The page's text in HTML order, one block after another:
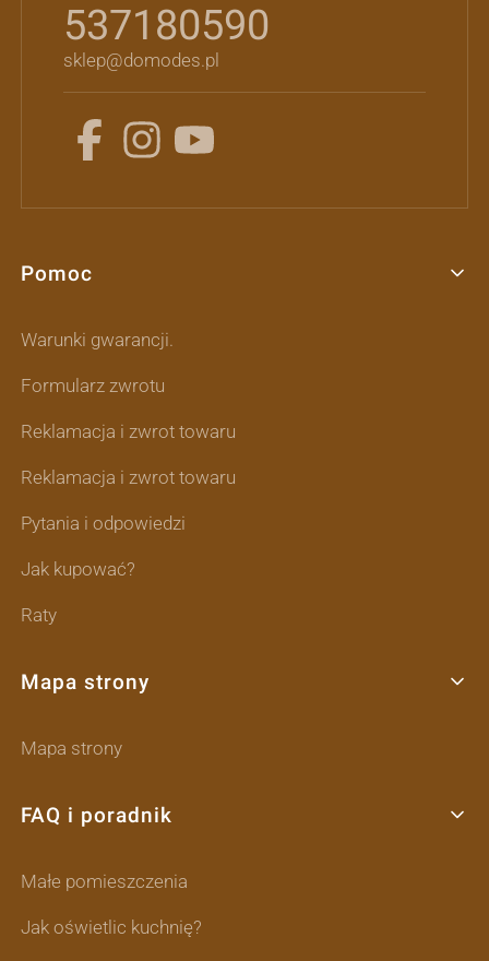
537180590
sklep@domodes.pl
Linki w stopce
Pomoc
Warunki gwarancji.
Formularz zwrotu
Reklamacja i zwrot towaru
Reklamacja i zwrot towaru
Pytania i odpowiedzi
Jak kupować?
Raty
Mapa strony
Mapa strony
FAQ i poradnik
Małe pomieszczenia
Jak oświetlic kuchnię?